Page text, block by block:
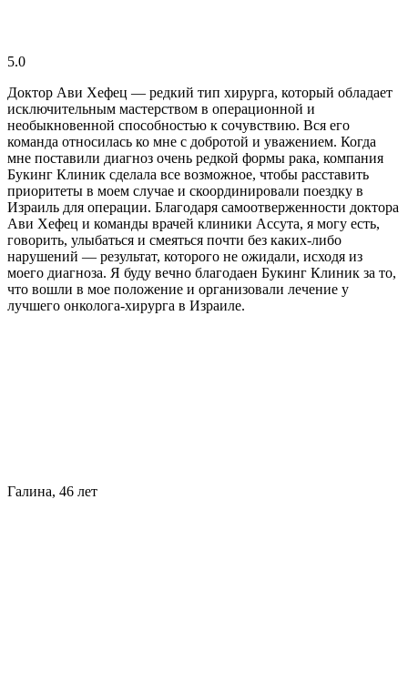
5.0
Доктор Ави Хефец — редкий тип хирурга, который обладает
исключительным мастерством в операционной и
необыкновенной способностью к сочувствию. Вся его
команда относилась ко мне с добротой и уважением. Когда
мне поставили диагноз очень редкой формы рака, компания
Букинг Клиник сделала все возможное, чтобы расставить
приоритеты в моем случае и скоординировали поездку в
Израиль для операции. Благодаря самоотверженности доктора
Ави Хефец и команды врачей клиники Ассута, я могу есть,
говорить, улыбаться и смеяться почти без каких-либо
нарушений — результат, которого не ожидали, исходя из
моего диагноза. Я буду вечно благодаен Букинг Клиник за то,
что вошли в мое положение и организовали лечение у
лучшего онколога-хирурга в Израиле.
Галина, 46 лет